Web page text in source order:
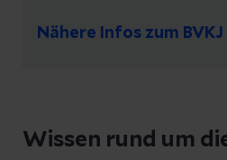
Nähere Infos zum BVKJ
Wissen rund um